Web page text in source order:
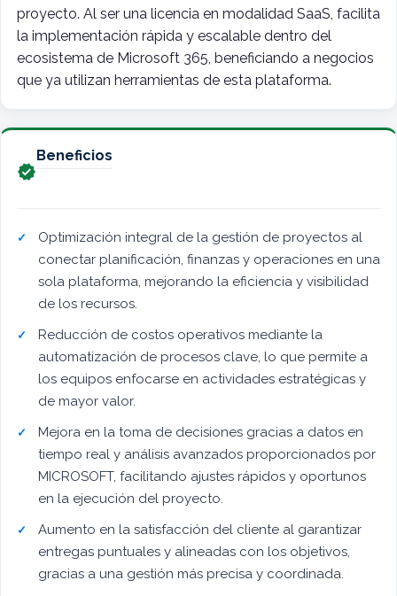
proyecto. Al ser una licencia en modalidad SaaS, facilita
la implementación rápida y escalable dentro del
ecosistema de Microsoft 365, beneficiando a negocios
que ya utilizan herramientas de esta plataforma.

Beneficios
Optimización integral de la gestión de proyectos al
conectar planificación, finanzas y operaciones en una
sola plataforma, mejorando la eficiencia y visibilidad
de los recursos.
Reducción de costos operativos mediante la
automatización de procesos clave, lo que permite a
los equipos enfocarse en actividades estratégicas y
de mayor valor.
Mejora en la toma de decisiones gracias a datos en
tiempo real y análisis avanzados proporcionados por
MICROSOFT, facilitando ajustes rápidos y oportunos
en la ejecución del proyecto.
Aumento en la satisfacción del cliente al garantizar
entregas puntuales y alineadas con los objetivos,
gracias a una gestión más precisa y coordinada.